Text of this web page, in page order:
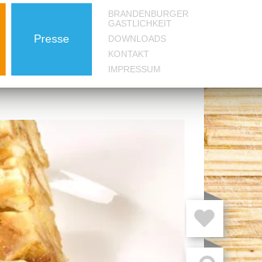
Presse
BRANDENBURGER
GASTLICHKEIT
DOWNLOADS
KONTAKT
IMPRESSUM